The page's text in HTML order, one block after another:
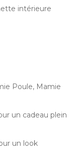
intérieure
Poule, Mamie
un cadeau plein
un look